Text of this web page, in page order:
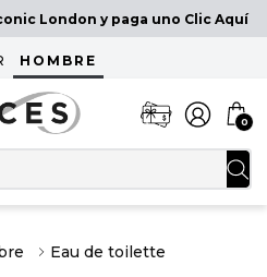
London y paga uno Clic Aquí
HOMBRE
0
Eau de toilette